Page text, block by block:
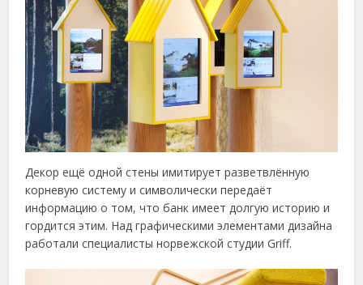
Декор ещё одной стены имитирует разветвлённую
корневую систему и символически передаёт
информацию о том, что банк имеет долгую историю и
гордится этим. Над графическими элементами дизайна
работали специалисты норвежской студии Griff.